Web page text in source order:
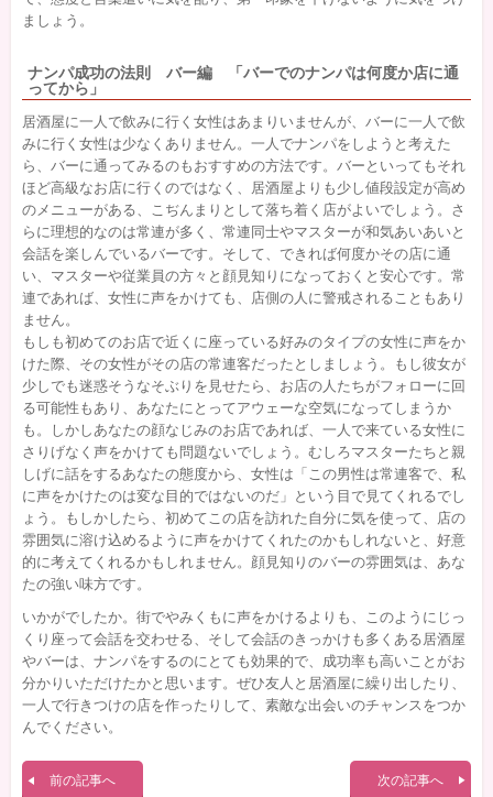
ましょう。
ナンパ成功の法則 バー編 「バーでのナンパは何度か店に通
ってから」
居酒屋に一人で飲みに行く女性はあまりいませんが、バーに一人で飲
みに行く女性は少なくありません。一人でナンパをしようと考えた
ら、バーに通ってみるのもおすすめの方法です。バーといってもそれ
ほど高級なお店に行くのではなく、居酒屋よりも少し値段設定が高め
のメニューがある、こぢんまりとして落ち着く店がよいでしょう。さ
らに理想的なのは常連が多く、常連同士やマスターが和気あいあいと
会話を楽しんでいるバーです。そして、できれば何度かその店に通
い、マスターや従業員の方々と顔見知りになっておくと安心です。常
連であれば、女性に声をかけても、店側の人に警戒されることもあり
ません。
もしも初めてのお店で近くに座っている好みのタイプの女性に声をか
けた際、その女性がその店の常連客だったとしましょう。もし彼女が
少しでも迷惑そうなそぶりを見せたら、お店の人たちがフォローに回
る可能性もあり、あなたにとってアウェーな空気になってしまうか
も。しかしあなたの顔なじみのお店であれば、一人で来ている女性に
さりげなく声をかけても問題ないでしょう。むしろマスターたちと親
しげに話をするあなたの態度から、女性は「この男性は常連客で、私
に声をかけたのは変な目的ではないのだ」という目で見てくれるでし
ょう。もしかしたら、初めてこの店を訪れた自分に気を使って、店の
雰囲気に溶け込めるように声をかけてくれたのかもしれないと、好意
的に考えてくれるかもしれません。顔見知りのバーの雰囲気は、あな
たの強い味方です。
いかがでしたか。街でやみくもに声をかけるよりも、このようにじっ
くり座って会話を交わせる、そして会話のきっかけも多くある居酒屋
やバーは、ナンパをするのにとても効果的で、成功率も高いことがお
分かりいただけたかと思います。ぜひ友人と居酒屋に繰り出したり、
一人で行きつけの店を作ったりして、素敵な出会いのチャンスをつか
んでください。
前の記事へ 次の記事へ